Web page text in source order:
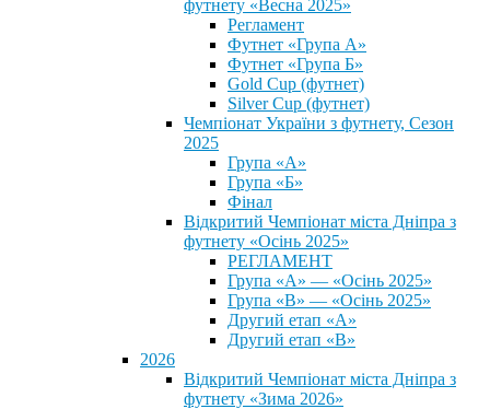
футнету «Весна 2025»
Регламент
Футнет «Група А»
Футнет «Група Б»
Gold Cup (футнет)
Silver Cup (футнет)
Чемпіонат України з футнету, Сезон
2025
Група «А»
Група «Б»
Фінал
Відкритий Чемпіонат міста Дніпра з
футнету «Осінь 2025»
РЕГЛАМЕНТ
Група «А» — «Осінь 2025»
Група «В» — «Осінь 2025»
Другий етап «А»
Другий етап «В»
2026
Відкритий Чемпіонат міста Дніпра з
футнету «Зима 2026»